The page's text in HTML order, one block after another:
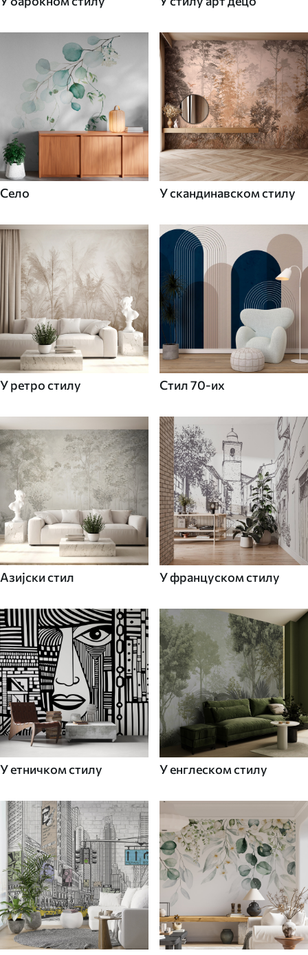
Село У скандинавском стилу
У ретро стилу Стил 70-их
Азијски стил У француском стилу
У етничком стилу У енглеском стилу